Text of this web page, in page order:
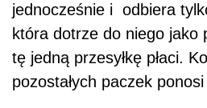
jednocześnie i odbiera
która dotrze do niego jako
tę jedną przesyłkę płaci.
pozostałych paczek